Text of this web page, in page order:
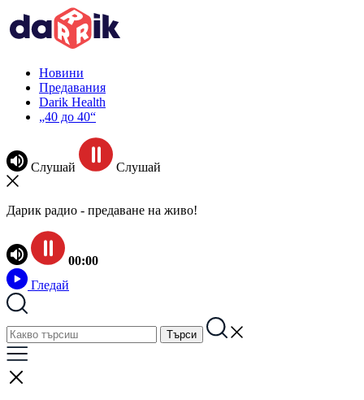
Новини
Предавания
Darik Health
„40 до 40“
Слушай Слушай
Дарик радио - предаване на живо!
00:00
Гледай